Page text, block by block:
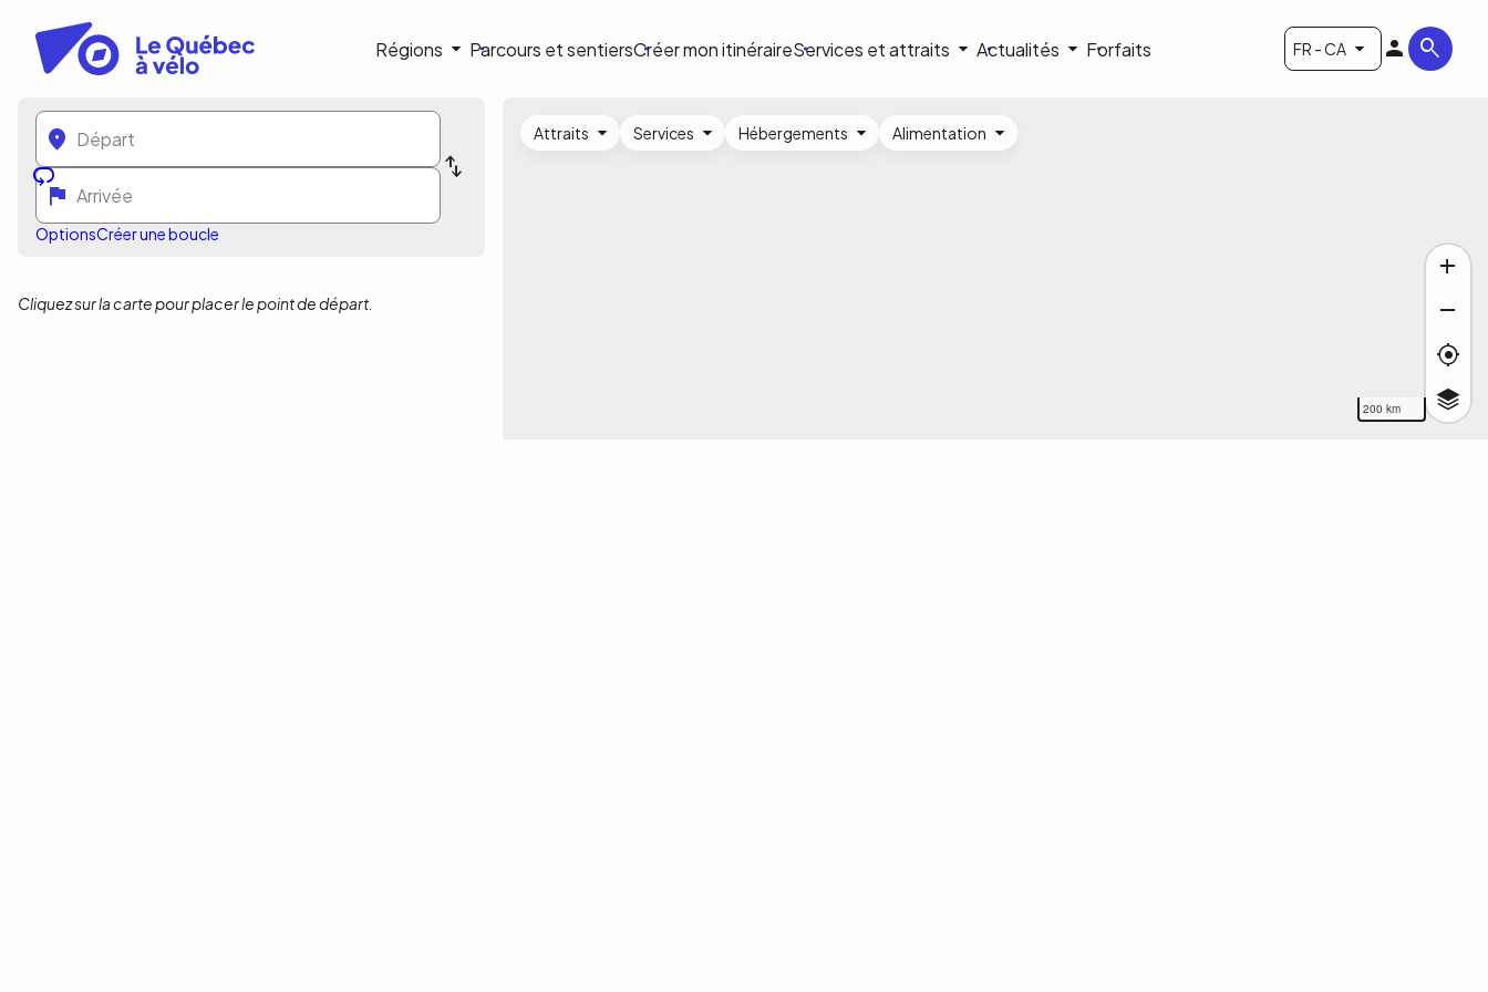
contenu
principal
Navigation
Régions Parcours et sentiersCréer mon itinéraireServices et attraits Actualités Forfaits FR - CA
OptionsCréer une boucle
200 km
Attraits Services Hébergements Alimentation
Cliquez sur la carte pour placer le point de départ.